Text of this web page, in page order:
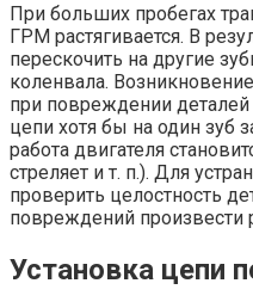
При больших пробегах
ГРМ растягивается. В
перескочить на другие
коленвала.
при повреждении
цепи хотя бы на один зуб
работа двигателя
стреляет и т. п.). Для
проверить целостность
повреждений произвести
Установка цепи